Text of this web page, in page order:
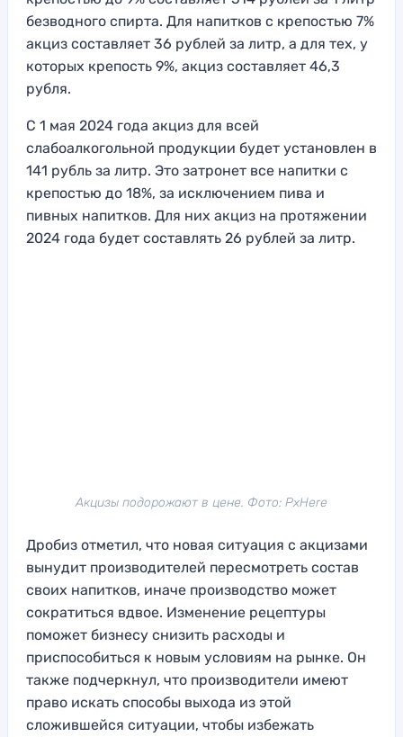
безводного спирта. Для напитков с крепостью 7%
акциз составляет 36 рублей за литр, а для тех, у
которых крепость 9%, акциз составляет 46,3
рубля.
С 1 мая 2024 года акциз для всей
слабоалкогольной продукции будет установлен в
141 рубль за литр. Это затронет все напитки с
крепостью до 18%, за исключением пива и
пивных напитков. Для них акциз на протяжении
2024 года будет составлять 26 рублей за литр.
Акцизы подорожают в цене. Фото: PxHere
Дробиз отметил, что новая ситуация с акцизами
вынудит производителей пересмотреть состав
своих напитков, иначе производство может
сократиться вдвое. Изменение рецептуры
поможет бизнесу снизить расходы и
приспособиться к новым условиям на рынке. Он
также подчеркнул, что производители имеют
право искать способы выхода из этой
сложившейся ситуации, чтобы избежать